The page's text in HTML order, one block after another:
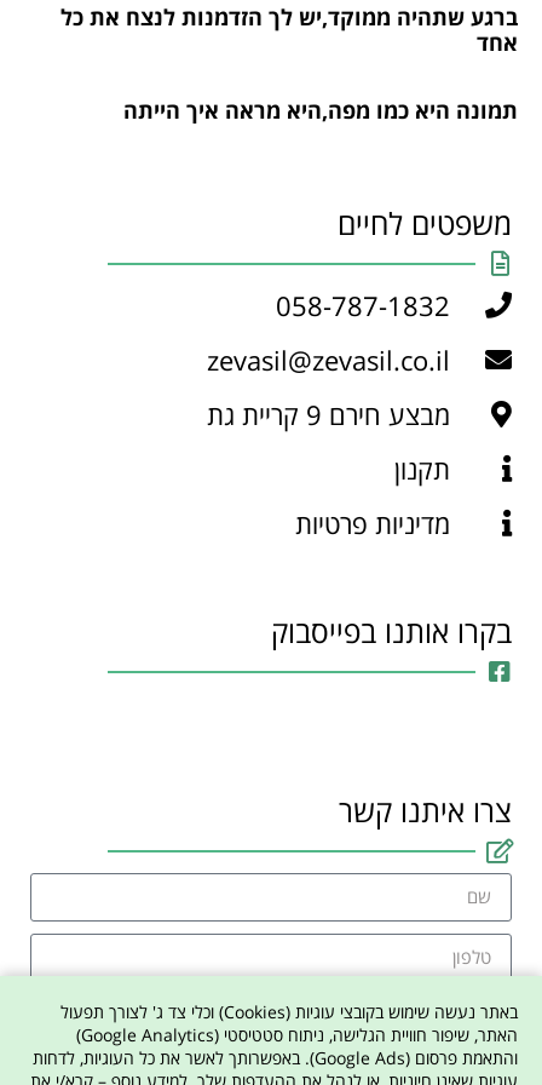
ברגע שתהיה ממוקד,יש לך הזדמנות לנצח את כל
אחד
תמונה היא כמו מפה,היא מראה איך הייתה
משפטים לחיים
058-787-1832
zevasil@zevasil.co.il
מבצע חירם 9 קריית גת
תקנון
מדיניות פרטיות
בקרו אותנו בפייסבוק
צרו איתנו קשר
אני מסכים למדיניות הפרטיות באתר
באתר נעשה שימוש בקובצי עוגיות (Cookies) וכלי צד ג' לצורך תפעול
האתר, שיפור חוויית הגלישה, ניתוח סטטיסטי (Google Analytics)
והתאמת פרסום (Google Ads). באפשרותך לאשר את כל העוגיות, לדחות